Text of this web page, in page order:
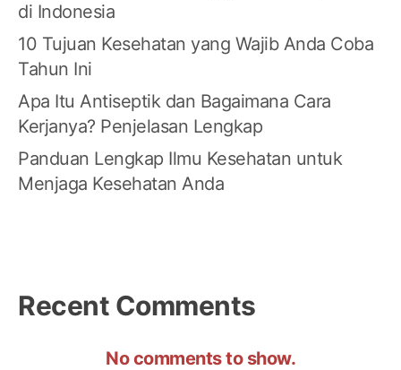
di Indonesia
10 Tujuan Kesehatan yang Wajib Anda Coba
Tahun Ini
Apa Itu Antiseptik dan Bagaimana Cara
Kerjanya? Penjelasan Lengkap
Panduan Lengkap Ilmu Kesehatan untuk
Menjaga Kesehatan Anda
Recent Comments
No comments to show.